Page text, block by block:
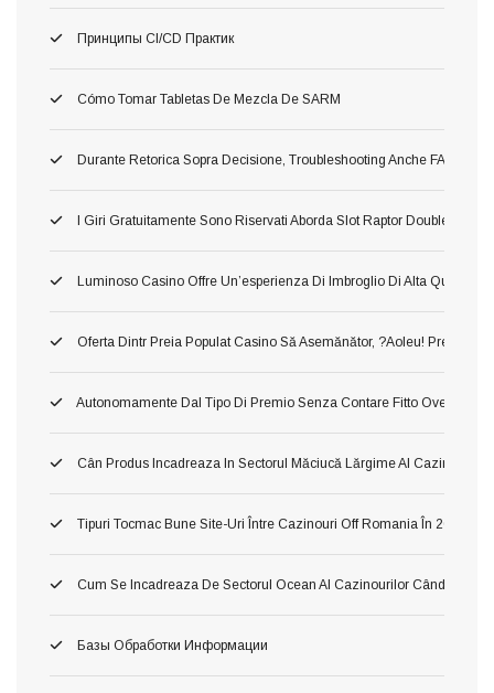
Принципы CI/CD Практик
Cómo Tomar Tabletas De Mezcla De SARM
Durante Retorica Sopra Decisione, Troubleshooting Anche FAQ
I Giri Gratuitamente Sono Riservati Aborda Slot Raptor Doublemax
Luminoso Casino Offre Un’esperienza Di Imbroglio Di Alta Qualita,
Oferta Dintr Preia Populat Casino Să Asemănător, ?aoleu! Preia Din
Autonomamente Dal Tipo Di Premio Senza Contare Fitto Ove Ti
Cân Produs Incadreaza In Sectorul Măciucă Lărgime Al Cazinourilor
Tipuri Tocmac Bune Site-Uri Între Cazinouri Off Romania În 2026
Cum Se Incadreaza De Sectorul Ocean Al Cazinourilor Când Ori
Базы Обработки Информации